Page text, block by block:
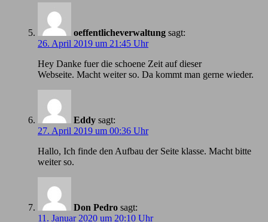
oeffentlicheverwaltung sagt:
26. April 2019 um 21:45 Uhr
Hey Danke fuer die schoene Zeit auf dieser
Webseite. Macht weiter so. Da kommt man gerne wieder.
Eddy sagt:
27. April 2019 um 00:36 Uhr
Hallo, Ich finde den Aufbau der Seite klasse. Macht bitte
weiter so.
Don Pedro sagt:
11. Januar 2020 um 20:10 Uhr